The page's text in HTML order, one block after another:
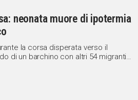
neonata muore di ipotermia
la corsa disperata verso il
di un barchino con altri 54 migranti